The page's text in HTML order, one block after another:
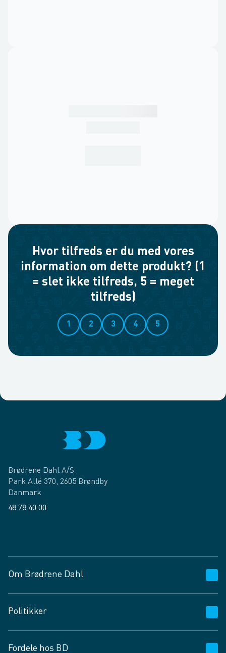
Hvor tilfreds er du med vores
information om dette produkt? (1
= slet ikke tilfreds, 5 = meget
tilfreds)
1 2 3 4 5
Brødrene Dahl A/S
Park Allé 370, 2605 Brøndby
Danmark
48 78 40 00
Om Brødrene Dahl
Vagttelefon 30 10 89 89
Spørgsmål og svar
Job og karriere
Politikker
Fordele hos BD